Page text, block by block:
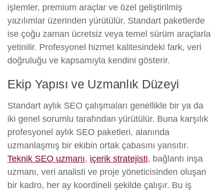
işlemler, premium araçlar ve özel geliştirilmiş
yazılımlar üzerinden yürütülür. Standart paketlerde
ise çoğu zaman ücretsiz veya temel sürüm araçlarla
yetinilir. Profesyonel hizmet kalitesindeki fark, veri
doğruluğu ve kapsamıyla kendini gösterir.
Ekip Yapısı ve Uzmanlık Düzeyi
Standart aylık SEO çalışmaları genellikle bir ya da
iki genel sorumlu tarafından yürütülür. Buna karşılık
profesyonel aylık SEO paketleri, alanında
uzmanlaşmış bir ekibin ortak çabasını yansıtır.
Teknik SEO uzmanı, içerik stratejisti, bağlantı inşa
uzmanı, veri analisti ve proje yöneticisinden oluşan
bir kadro, her ay koordineli şekilde çalışır. Bu iş